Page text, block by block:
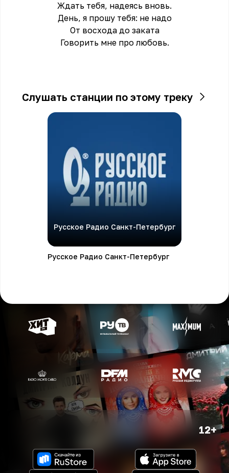
Ждать тебя, надеясь вновь.
День, я прошу тебя: не надо
От восхода до заката
Говорить мне про любовь.
Слушать станции по этому треку
Русское Радио Санкт-Петербург
Русское Радио Санкт-Петербург
12+